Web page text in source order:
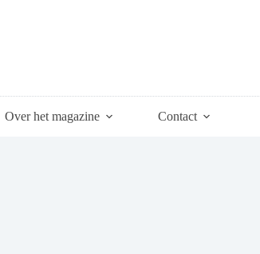
Over het magazine Contact